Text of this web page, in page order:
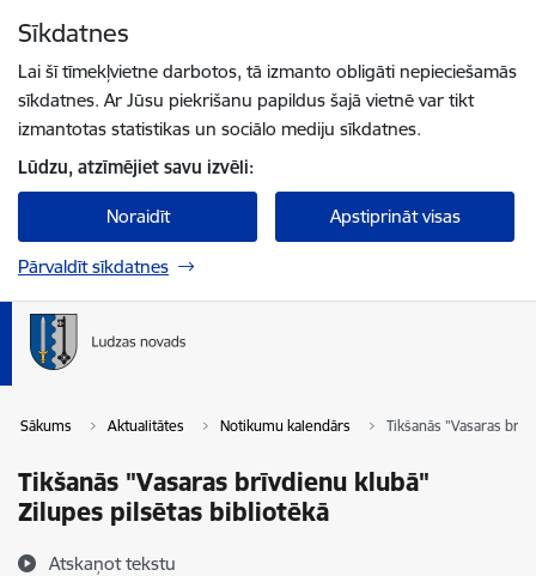
Sīkdatnes
Lai šī tīmekļvietne darbotos, tā izmanto obligāti nepieciešamās
sīkdatnes. Ar Jūsu piekrišanu papildus šajā vietnē var tikt
izmantotas statistikas un sociālo mediju sīkdatnes.
Lūdzu, atzīmējiet savu izvēli:
Noraidīt Apstiprināt visas
Pārvaldīt sīkdatnes
Sākums Aktualitātes Notikumu kalendārs Tikšanās "Vasaras
Tikšanās "Vasaras brīvdienu klubā"
Zilupes pilsētas bibliotēkā
Atskaņot tekstu